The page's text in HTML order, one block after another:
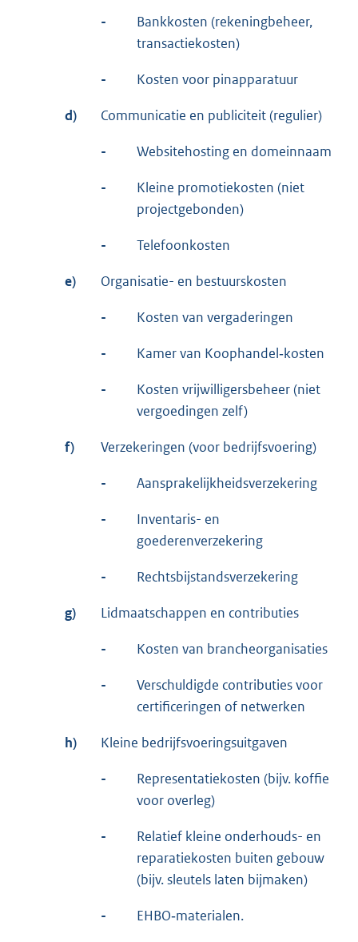
-
Bankkosten (rekeningbeheer,
transactiekosten)
- Kosten voor pinapparatuur
d) Communicatie en publiciteit (regulier)
- Websitehosting en domeinnaam
-
Kleine promotiekosten (niet
projectgebonden)
- Telefoonkosten
e) Organisatie- en bestuurskosten
- Kosten van vergaderingen
- Kamer van Koophandel‑kosten
-
Kosten vrijwilligersbeheer (niet
vergoedingen zelf)
f) Verzekeringen (voor bedrijfsvoering)
- Aansprakelijkheidsverzekering
-
Inventaris- en
goederenverzekering
- Rechtsbijstandsverzekering
g) Lidmaatschappen en contributies
- Kosten van brancheorganisaties
-
Verschuldigde contributies voor
certificeringen of netwerken
h) Kleine bedrijfsvoeringsuitgaven
-
Representatiekosten (bijv. koffie
voor overleg)
-
Relatief kleine onderhouds- en
reparatiekosten buiten gebouw
(bijv. sleutels laten bijmaken)
- EHBO‑materialen.